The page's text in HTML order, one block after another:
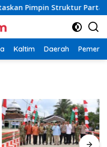
Struktur Partai
Kaltim Daerah